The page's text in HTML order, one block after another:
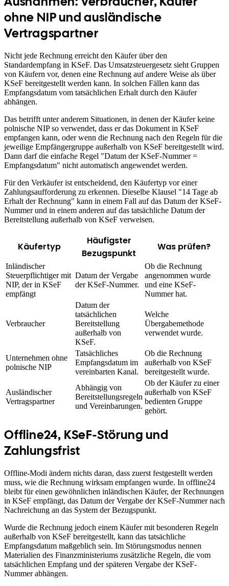
ohne NIP und ausländische
Vertragspartner
Nicht jede Rechnung erreicht den Käufer über den
Standardempfang in KSeF. Das Umsatzsteuergesetz sieht Gruppen
von Käufern vor, denen eine Rechnung auf andere Weise als über
KSeF bereitgestellt werden kann. In solchen Fällen kann das
Empfangsdatum vom tatsächlichen Erhalt durch den Käufer
abhängen.
Das betrifft unter anderem Situationen, in denen der Käufer keine
polnische NIP so verwendet, dass er das Dokument in KSeF
empfangen kann, oder wenn die Rechnung nach den Regeln für die
jeweilige Empfängergruppe außerhalb von KSeF bereitgestellt wird.
Dann darf die einfache Regel "Datum der KSeF-Nummer =
Empfangsdatum" nicht automatisch angewendet werden.
Für den Verkäufer ist entscheidend, den Käufertyp vor einer
Zahlungsaufforderung zu erkennen. Dieselbe Klausel "14 Tage ab
Erhalt der Rechnung" kann in einem Fall auf das Datum der KSeF-
Nummer und in einem anderen auf das tatsächliche Datum der
Bereitstellung außerhalb von KSeF verweisen.
Käufertyp
Häufigster
Bezugspunkt
Was prüfen?
Inländischer
Steuerpflichtiger mit
NIP, der in KSeF
empfängt
Datum der Vergabe
der KSeF-Nummer.
Ob die Rechnung
angenommen wurde
und eine KSeF-
Nummer hat.
Verbraucher
Datum der
tatsächlichen
Bereitstellung
außerhalb von
KSeF.
Welche
Übergabemethode
verwendet wurde.
Unternehmen ohne
polnische NIP
Tatsächliches
Empfangsdatum im
vereinbarten Kanal.
Ob die Rechnung
außerhalb von KSeF
bereitgestellt wurde.
Ausländischer
Vertragspartner
Abhängig von
Bereitstellungsregeln
und Vereinbarungen.
Ob der Käufer zu einer
außerhalb von KSeF
bedienten Gruppe
gehört.
Offline24, KSeF-Störung und
Zahlungsfrist
Offline-Modi ändern nichts daran, dass zuerst festgestellt werden
muss, wie die Rechnung wirksam empfangen wurde. In offline24
bleibt für einen gewöhnlichen inländischen Käufer, der Rechnungen
in KSeF empfängt, das Datum der Vergabe der KSeF-Nummer nach
Nachreichung an das System der Bezugspunkt.
Wurde die Rechnung jedoch einem Käufer mit besonderen Regeln
außerhalb von KSeF bereitgestellt, kann das tatsächliche
Empfangsdatum maßgeblich sein. Im Störungsmodus nennen
Materialien des Finanzministeriums zusätzliche Regeln, die vom
tatsächlichen Empfang und der späteren Vergabe der KSeF-
Nummer abhängen.